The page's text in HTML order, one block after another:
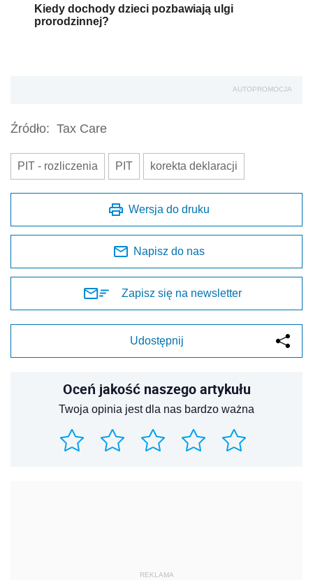
Kiedy dochody dzieci pozbawiają ulgi
prorodzinnej?
AUTOPROMOCJA
Źródło: Tax Care
PIT - rozliczenia PIT korekta deklaracji
Wersja do druku
Napisz do nas
Zapisz się na newsletter
Udostępnij
Oceń jakość naszego artykułu
Twoja opinia jest dla nas bardzo ważna
REKLAMA